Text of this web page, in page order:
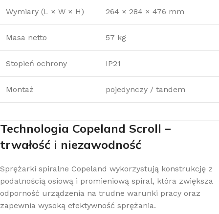
Wymiary (L × W × H) 264 × 284 × 476 mm
Masa netto 57 kg
Stopień ochrony IP21
Montaż pojedynczy / tandem
Technologia Copeland Scroll –
trwałość i niezawodność
Sprężarki spiralne Copeland wykorzystują konstrukcję z
podatnością osiową i promieniową spiral, która zwiększa
odporność urządzenia na trudne warunki pracy oraz
zapewnia wysoką efektywność sprężania.